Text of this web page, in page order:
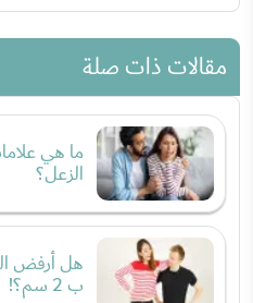
مقالات ذات صلة
ما هي
الزعل؟
هل أرفض
ب 2 سم؟!